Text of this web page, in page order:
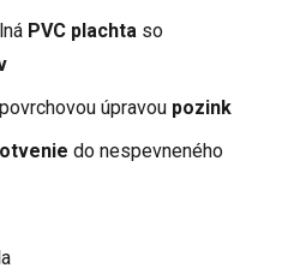
PVC plachta so
úpravou pozink
do nespevneného